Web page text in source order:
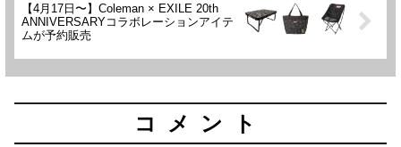
【4月17日〜】Coleman × EXILE 20th
ANNIVERSARYコラボレーションアイテ
ムが予約販売
コメント